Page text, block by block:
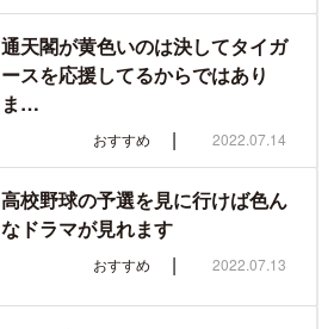
通天閣が黄色いのは決してタイガ
ースを応援してるからではあり
ま…
おすすめ | 2022.07.14
高校野球の予選を見に行けば色ん
なドラマが見れます
おすすめ | 2022.07.13